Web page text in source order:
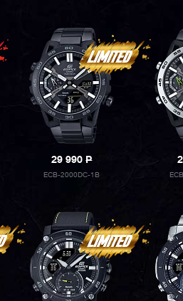
29 990P
ECB-2000DC-1B